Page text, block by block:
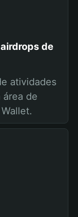
de
atividades
área de